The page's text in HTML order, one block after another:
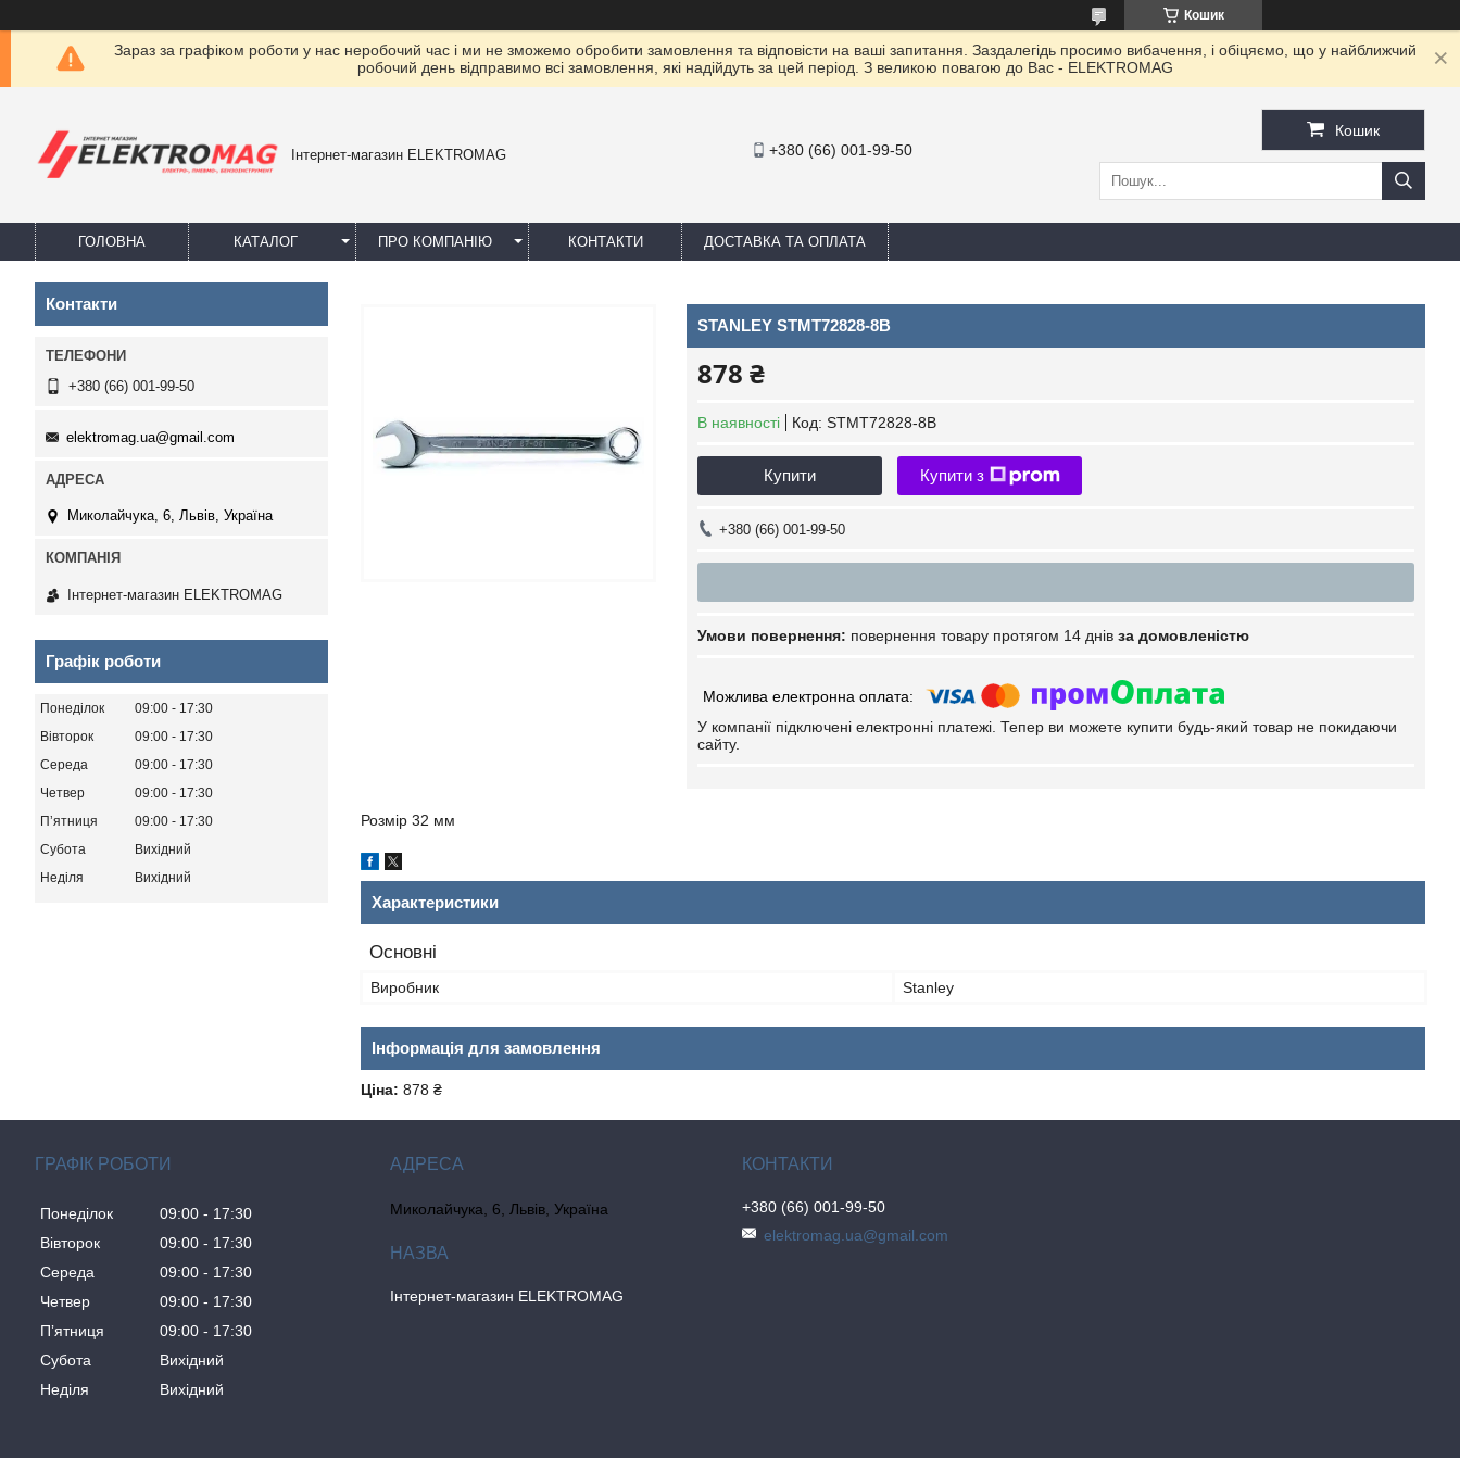
Кошик
Зараз за графіком роботи у нас неробочий час і ми не зможемо обробити замовлення та відповісти на ваші запитання. Заздалегідь просимо вибачення, і обіцяємо, що у найближчий
робочий день відправимо всі замовлення, які надійдуть за цей період. З великою повагою до Ваc - ELEKTROMAG
Інтернет-магазин ELEKTROMAG +380 (66) 001-99-50
Кошик
ГОЛОВНА КАТАЛОГ ПРО КОМПАНІЮ КОНТАКТИ ДОСТАВКА ТА ОПЛАТА
STANLEY STMT72828-8B
878 ₴
В наявності Код: STMT72828-8B
Купити Купити з
+380 (66) 001-99-50
повернення товару протягом 14 днів за домовленістю
У компанії підключені електронні платежі. Тепер ви можете купити будь-який товар не покидаючи
сайту.
Розмір 32 мм
Характеристики
Основні
Виробник Stanley
Інформація для замовлення
Ціна: 878 ₴
Контакти
+380 (66) 001-99-50
elektromag.ua@gmail.com
Миколайчука, 6, Львів, Україна
Інтернет-магазин ELEKTROMAG
Графік роботи
Понеділок 09:00
17:30
Вівторок
09:00
17:30
Середа
09:00
17:30
Четвер
09:00
17:30
Пʼятниця
09:00
17:30
Субота
Вихідний
Неділя
Вихідний
ГРАФІК РОБОТИ
Понеділок 09:00
17:30
Вівторок
09:00
17:30
Середа
09:00
17:30
Четвер
09:00
17:30
Пʼятниця
09:00
17:30
Субота
Вихідний
Неділя
Вихідний
Миколайчука, 6, Львів, Україна
Інтернет-магазин ELEKTROMAG
+380 (66) 001-99-50
elektromag.ua@gmail.com